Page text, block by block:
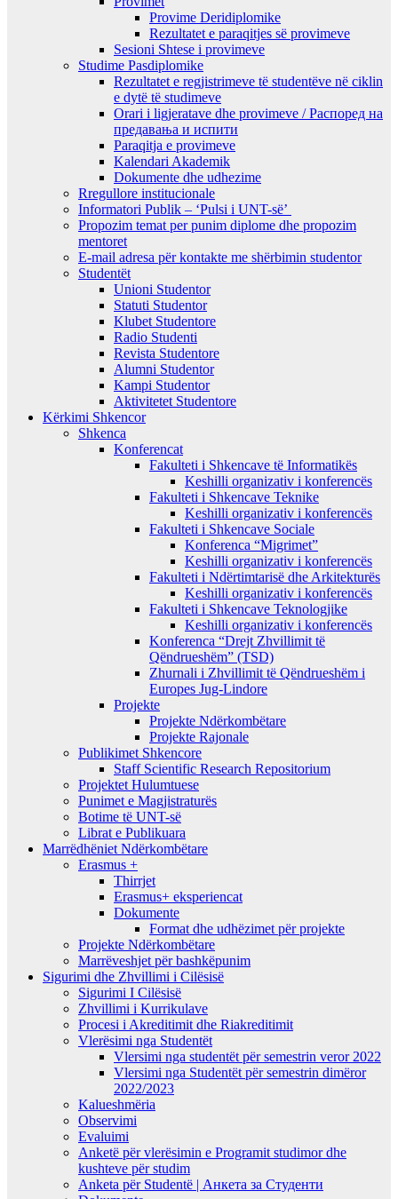
Provime Deridiplomike
Rezultatet e paraqitjes së provimeve
Sesioni Shtese i provimeve
Studime Pasdiplomike
Rezultatet e regjistrimeve të studentëve në ciklin
e dytë të studimeve
Orari i ligjeratave dhe provimeve / Распоред на
предавањa и испити
Paraqitja e provimeve
Kalendari Akademik
Dokumente dhe udhezime
Rregullore institucionale
Informatori Publik – ‘Pulsi i UNT-së’
Propozim temat per punim diplome dhe propozim
mentoret
E-mail adresa për kontakte me shërbimin studentor
Studentët
Unioni Studentor
Statuti Studentor
Klubet Studentore
Radio Studenti
Revista Studentore
Alumni Studentor
Kampi Studentor
Aktivitetet Studentore
Kërkimi Shkencor
Shkenca
Konferencat
Fakulteti i Shkencave të Informatikës
Keshilli organizativ i konferencës
Fakulteti i Shkencave Teknike
Keshilli organizativ i konferencës
Fakulteti i Shkencave Sociale
Konferenca “Migrimet”
Keshilli organizativ i konferencës
Fakulteti i Ndërtimtarisë dhe Arkitekturës
Keshilli organizativ i konferencës
Fakulteti i Shkencave Teknologjike
Keshilli organizativ i konferencës
Konferenca “Drejt Zhvillimit të
Qëndrueshëm” (TSD)
Zhurnali i Zhvillimit të Qëndrueshëm i
Europes Jug-Lindore
Projekte
Projekte Ndërkombëtare
Projekte Rajonale
Publikimet Shkencore
Staff Scientific Research Repositorium
Projektet Hulumtuese
Punimet e Magjistraturës
Botime të UNT-së
Librat e Publikuara
Marrëdhëniet Ndërkombëtare
Erasmus +
Thirrjet
Erasmus+ eksperiencat
Dokumente
Format dhe udhëzimet për projekte
Projekte Ndërkombëtare
Marrëveshjet për bashkëpunim
Sigurimi dhe Zhvillimi i Cilësisë
Sigurimi I Cilësisë
Zhvillimi i Kurrikulave
Procesi i Akreditimit dhe Riakreditimit
Vlerësimi nga Studentët
Vlersimi nga studentët për semestrin veror 2022
Vlersimi nga Studentët për semestrin dimëror
2022/2023
Kalueshmëria
Observimi
Evaluimi
Anketë për vlerësimin e Programit studimor dhe
kushteve për studim
Anketa për Studentë | Анкета за Студенти